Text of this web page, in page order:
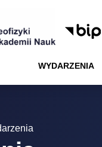
WYDARZENIA